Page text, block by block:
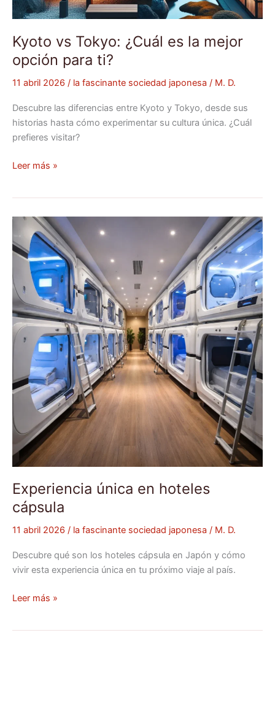
Kyoto vs Tokyo: ¿Cuál es la mejor
opción para ti?
11 abril 2026 / la fascinante sociedad japonesa / M. D.
Descubre las diferencias entre Kyoto y Tokyo, desde sus
historias hasta cómo experimentar su cultura única. ¿Cuál
prefieres visitar?
Leer más »
Experiencia única en hoteles
cápsula
11 abril 2026 / la fascinante sociedad japonesa / M. D.
Descubre qué son los hoteles cápsula en Japón y cómo
vivir esta experiencia única en tu próximo viaje al país.
Experiencia
única
en
hoteles
cápsula
Leer más »